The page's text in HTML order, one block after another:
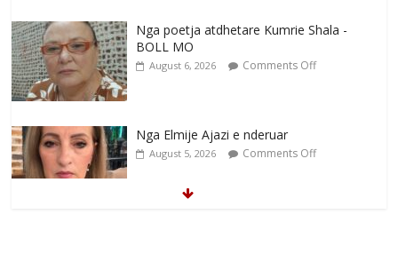
Nga poetja atdhetare Kumrie Shala -
BOLL MO
August 6, 2026 Comments Off
Nga Elmije Ajazi e nderuar
August 5, 2026 Comments Off